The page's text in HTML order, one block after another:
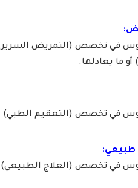
في تخصص (التمريض
ما يعادلها.
في تخصص (التعقيم الطبي)
في تخصص (العلاج الطبيعي)